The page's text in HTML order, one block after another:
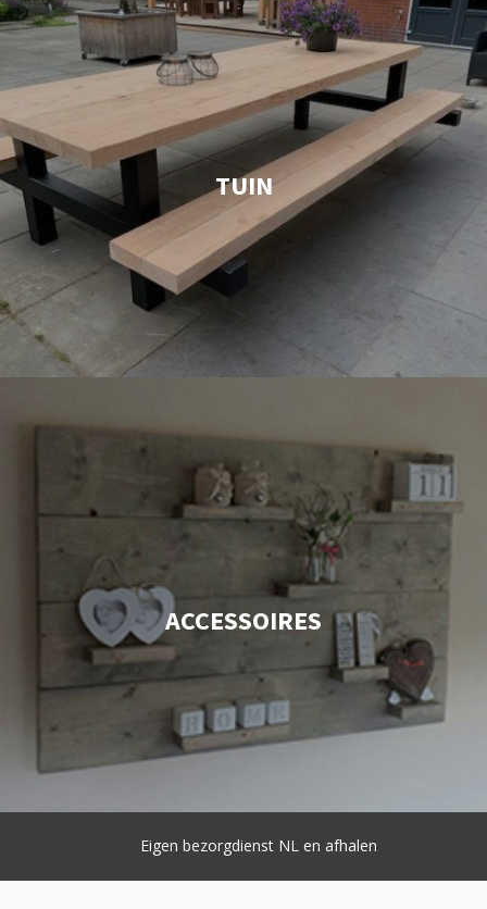
TUIN
ACCESSOIRES
Eigen bezorgdienst NL en afhalen